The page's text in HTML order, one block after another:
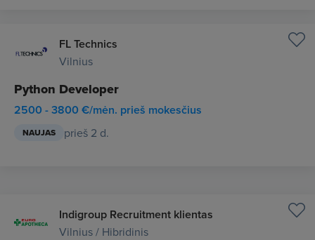
FL Technics
Vilnius
Python Developer
2500 - 3800 €/mėn. prieš mokesčius
NAUJAS prieš 2 d.
Indigroup Recruitment klientas
Vilnius / Hibridinis